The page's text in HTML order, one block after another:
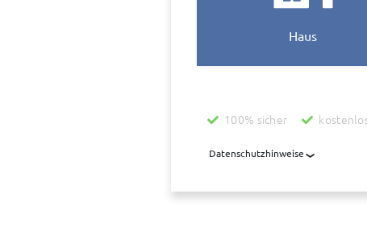
Haus
100% sicher
Datenschutzhinweise
übermittelt. Diese Daten werden